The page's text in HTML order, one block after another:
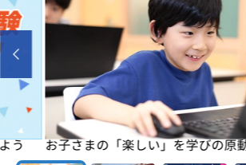
う お子さまの「楽しい」を学びの原